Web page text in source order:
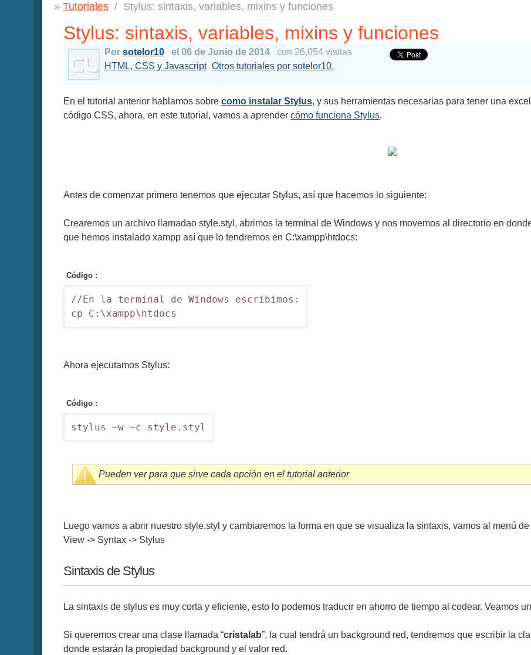
Tutoriales Stylus: sintaxis, variables, mixins y funciones
Stylus: sintaxis, variables, mixins y funciones
Por sotelor10 el 06 de Junio de 2014
con 26,054 visitas
HTML, CSS y Javascript Otros tutoriales por sotelor10.
En el tutorial anterior hablamos sobre como instalar Stylus, y sus herramientas necesarias para tener una
código CSS, ahora, en este tutorial, vamos a aprender cómo funciona Stylus.
Antes de comenzar primero tenemos que ejecutar Stylus, así que hacemos lo siguiente:
Crearemos un archivo llamadao style.styl, abrimos la terminal de Windows y nos movemos al directorio en
que hemos instalado xampp así que lo tendremos en C:\xampp\htdocs:
Código :
//En la terminal de Windows escribimos:
cp C:\xampp\htdocs
Ahora ejecutamos Stylus:
Código :
stylus –w –c style.styl
Pueden ver para que sirve cada opción en el tutorial anterior
Luego vamos a abrir nuestro style.styl y cambiaremos la forma en que se visualiza la sintaxis, vamos al menú
View -> Syntax -> Stylus
Sintaxis de Stylus
La sintaxis de stylus es muy corta y eficiente, esto lo podemos traducir en ahorro de tiempo al codear. Veamos
Si queremos crear una clase llamada “cristalab”, la cual tendrá un background red, tendremos que escribir la
donde estarán la propiedad background y el valor red.